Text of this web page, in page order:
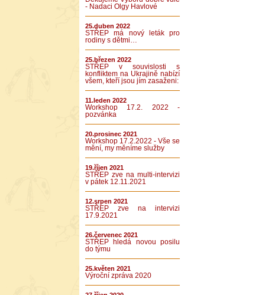
- Nadaci Olgy Havlové
25.duben 2022
STŘEP má nový leták pro
rodiny s dětmi…
25.březen 2022
STŘEP v souvislosti s
konfliktem na Ukrajině nabízí
všem, kteří jsou jím zasaženi:
11.leden 2022
Workshop 17.2. 2022 -
pozvánka
20.prosinec 2021
Workshop 17.2.2022 - Vše se
mění, my měníme služby
19.říjen 2021
STŘEP zve na multi-intervizi
v pátek 12.11.2021
12.srpen 2021
STŘEP zve na intervizi
17.9.2021
26.červenec 2021
STŘEP hledá novou posilu
do týmu
25.květen 2021
Výroční zpráva 2020